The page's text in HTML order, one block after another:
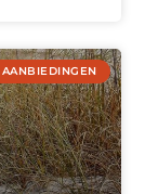
AANBIEDINGEN